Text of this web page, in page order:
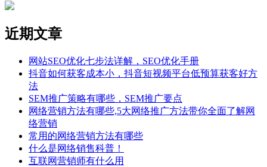
近期文章
网站SEO优化七步法详解，SEO优化手册
抖音如何获客成本小，抖音短视频平台低预算获客好方
法
SEM推广策略有哪些，SEM推广要点
网络营销方法有哪些,5大网络推广方法带你全面了解网
络营销
常用的网络营销方法有哪些
什么是网络销售科普！
互联网营销师有什么用